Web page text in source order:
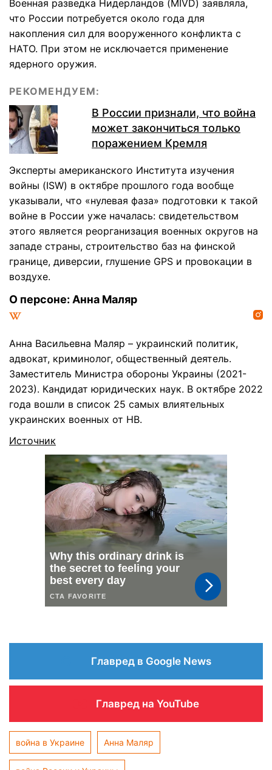
Военная разведка Нидерландов (MIVD) заявляла,
что России потребуется около года для
накопления сил для вооруженного конфликта с
НАТО. При этом не исключается применение
ядерного оружия.
РЕКОМЕНДУЕМ:
В России признали, что война
может закончиться только
поражением Кремля
Эксперты американского Института изучения
войны (ISW) в октябре прошлого года вообще
указывали, что «нулевая фаза» подготовки к такой
войне в России уже началась: свидетельством
этого является реорганизация военных округов на
западе страны, строительство баз на финской
границе, диверсии, глушение GPS и провокации в
воздухе.
О персоне: Анна Маляр
Анна Васильевна Маляр – украинский политик,
адвокат, криминолог, общественный деятель.
Заместитель Министра обороны Украины (2021-
2023). Кандидат юридических наук. В октябре 2022
года вошли в список 25 самых влиятельных
украинских военных от НВ.
Источник
Главред в Google News
Главред на YouTube
война в Украине Анна Маляр